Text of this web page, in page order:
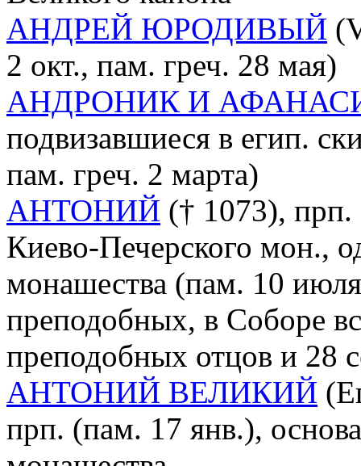
АНДРЕЙ ЮРОДИВЫЙ
2 окт., пам. греч. 28 мая)
АНДРОНИК И
подвизавшиеся в егип.
пам. греч. 2 марта)
АНТОНИЙ († 1073), прп.
Киево-Печерского мон.,
монашества (пам. 10
преподобных, в Соборе
преподобных отцов и 28
АНТОНИЙ ВЕЛИКИЙ
прп. (пам. 17 янв.),